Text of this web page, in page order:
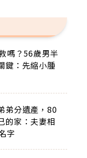
嗎？56歲男半
鍵：先縮小腫
弟分遺產，80
的家：夫妻相
字